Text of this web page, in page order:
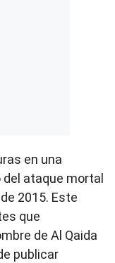
en una
ataque mortal
2015. Este
que
de Al Qaida
publicar